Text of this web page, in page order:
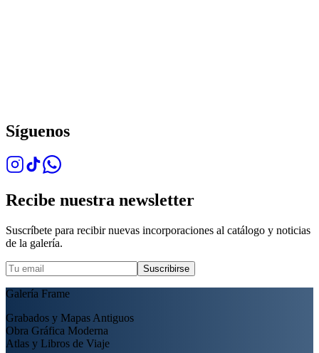
Síguenos
Recibe nuestra newsletter
Suscríbete para recibir nuevas incorporaciones al catálogo y noticias
de la galería.
Suscribirse
Galería Frame
Grabados y Mapas Antiguos
Obra Gráfica Moderna
Atlas y Libros de Viaje